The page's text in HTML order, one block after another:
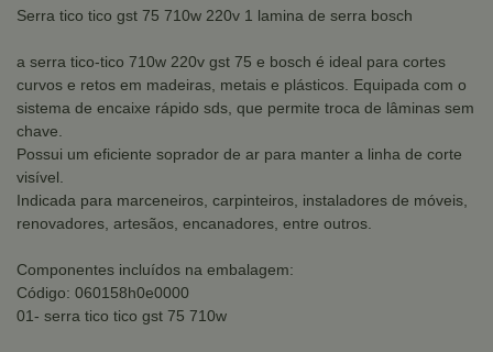
Serra tico tico gst 75 710w 220v 1 lamina de serra bosch
a serra tico-tico 710w 220v gst 75 e bosch é ideal para cortes
curvos e retos em madeiras, metais e plásticos. Equipada com o
sistema de encaixe rápido sds, que permite troca de lâminas sem
chave.
Possui um eficiente soprador de ar para manter a linha de corte
visível.
Indicada para marceneiros, carpinteiros, instaladores de móveis,
renovadores, artesãos, encanadores, entre outros.
Componentes incluídos na embalagem:
Código: 060158h0e0000
01- serra tico tico gst 75 710w